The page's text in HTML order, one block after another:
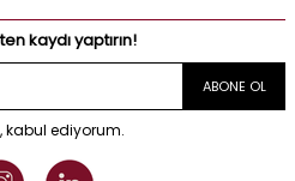
kaydı yaptırın!
ABONE OL
kabul ediyorum.